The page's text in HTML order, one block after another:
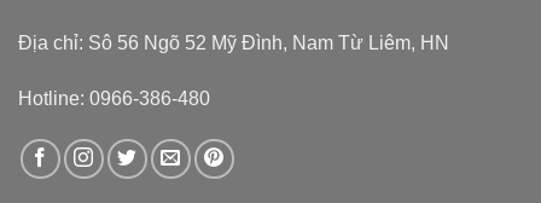
Địa chỉ: Sô 56 Ngõ 52 Mỹ Đình, Nam Từ Liêm, HN
Hotline: 0966-386-480